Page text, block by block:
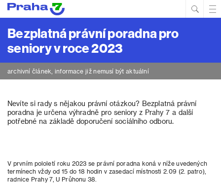
Bezplatná právní poradna pro
seniory v roce 2023
archivní článek, informace již nemusí být aktuální
Nevíte si rady s nějakou právní otázkou? Bezplatná právní
poradna je určena výhradně pro seniory z Prahy 7 a další
potřebné na základě doporučení sociálního odboru.
V prvním pololetí roku 2023 se právní poradna koná v níže uvedených
termínech vždy od 15 do 18 hodin v zasedací místnosti 2.09 (2. patro),
radnice Prahy 7, U Průhonu 38.